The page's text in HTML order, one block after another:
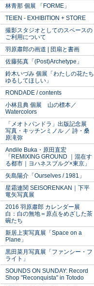
林青那 個展 「FORME」
TEIEN - EXHIBITION + STORE
撮影スタジオとしてのスペースの
ご利用について
羽原肅郎の画道 | 団扇と書画
佐藤拓真「(Post)Archetype」
鈴木いづみ 個展「わたしの花たち
ゆるしてほしい」
RONDADE / contents
小林且典 個展 山の標本／
Watercolors
「メオトパンドラ」出版記念展
写真・キッチンミノル ／ 詩・桑
原滝弥
Andile Buka・原田直宏
「REMIXING GROUND ｜混在す
る都市｜ヨハネスブルグ×東京」
矢島陽介「Ourselves / 1981」
星霜連関 SEISORENKAN｜下平
竜矢写真展
2016 羽原肅郎 カレンダー展
白：白の無地＝原点をめざした茶
碗たち
新居上実写真展「Space on a
Plane」
黒田菜月写真展「ファンシー・フ
ライト」
SOUNDS ON SUNDAY: Record
Shop "Reconquista" in Totodo